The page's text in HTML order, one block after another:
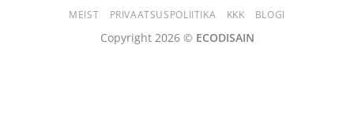
MEIST PRIVAATSUSPOLIITIKA KKK BLOGI
Copyright 2026 © ECODISAIN